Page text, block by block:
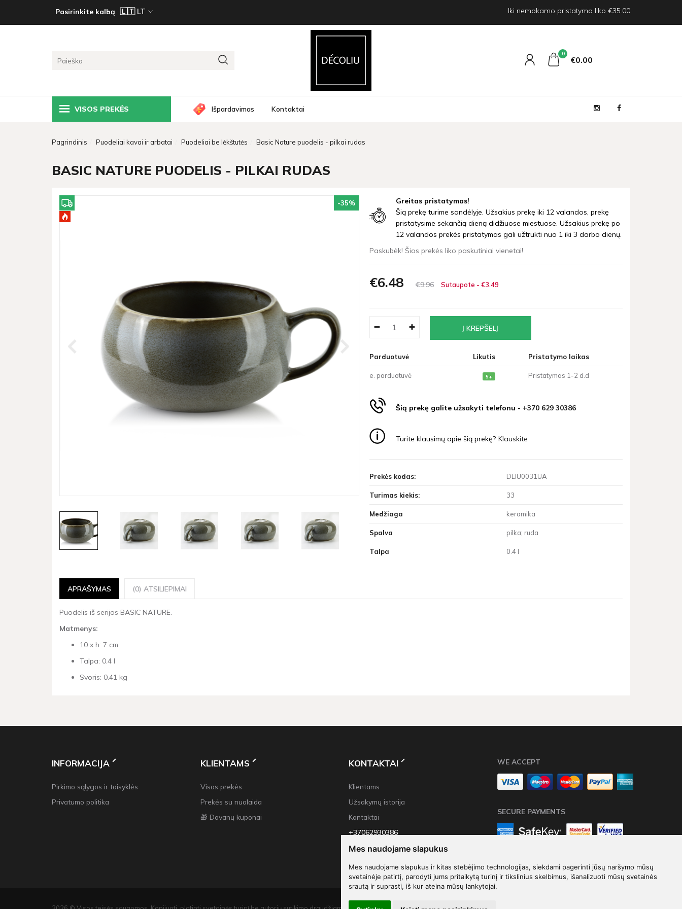
Mes naudojame slapukus
Mes naudojame slapukus ir kitas stebėjimo technologijas, siekdami pagerinti jūsų naršymo mūsų
svetainėje patirtį, parodyti jums pritaikytą turinį ir tikslinius skelbimus, išanalizuoti mūsų svetainės
srautą ir suprasti, iš kur ateina mūsų lankytojai.
Pasirinkite kalbą Iki nemokamo pristatymo liko €35.00
0
€0 00
VISOS PREKĖS Išpardavimas Kontaktai
Pagrindinis Puodeliai kavai ir arbatai Puodeliai be lėkštutės Basic Nature puodelis - pilkai rudas
BASIC NATURE PUODELIS - PILKAI RUDAS
-35%
Greitas pristatymas!
Šią prekę turime sandėlyje. Užsakius prekę iki 12 valandos, prekę
pristatysime sekančią dieną didžiuose miestuose. Užsakius prekę po
12 valandos prekės pristatymas gali užtrukti nuo 1 iki 3 darbo dienų.
Paskubėk! Šios prekės liko paskutiniai vienetai!
€6 48 €996 Sutaupote - €3 49
Parduotuvė Likutis Pristatymo laikas
e. parduotuvė 5+ Pristatymas 1-2 d.d
Šią prekę galite užsakyti telefonu - +370 629 30386
Turite klausimų apie šią prekę? Klauskite
Prekės kodas: DLIU0031UA
Turimas kiekis: 33
Medžiaga keramika
Spalva pilka; ruda
Talpa 0.4 l
APRAŠYMAS (0) ATSILIEPIMAI
Puodelis iš serijos BASIC NATURE.
Matmenys:
10 x h: 7 cm
Talpa: 0.4 l
Svoris: 0.41 kg
INFORMACIJA
Pirkimo sąlygos ir taisyklės
Privatumo politika
KLIENTAMS
Visos prekės
Prekės su nuolaida
🎁 Dovanų kuponai
KONTAKTAI
Klientams
Užsakymų istorija
Kontaktai
+37062930386
info@decoliu.com
WE ACCEPT
SECURE PAYMENTS